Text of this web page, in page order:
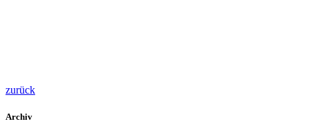
zurück
Archiv